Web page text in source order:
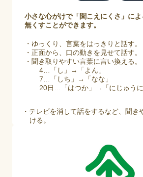
小さな心がけで「聞こえにくさ」に
無くすことができます。
・ゆっくり、言葉をはっきりと話す。
・正面から、口の動きを見せて話す。
・聞き取りやすい言葉に言い換える。
4…「し」→「よん」
7…「しち」→「なな」
20日…「はつか」→「にじゅうに
・テレビを消して話をするなど、聞き
ける。